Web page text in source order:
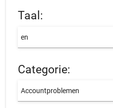
Taal:
Categorie: